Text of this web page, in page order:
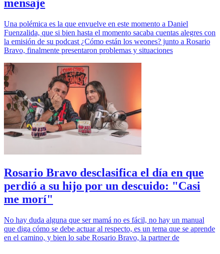
mensaje
Una polémica es la que envuelve en este momento a Daniel
Fuenzalida, que si bien hasta el momento sacaba cuentas alegres con
la emisión de su podcast ¿Cómo están los weones? junto a Rosario
Bravo, finalmente presentaron problemas y situaciones
Rosario Bravo desclasifica el día en que
perdió a su hijo por un descuido: "Casi
me morí"
No hay duda alguna que ser mamá no es fácil, no hay un manual
que diga cómo se debe actuar al respecto, es un tema que se aprende
en el camino, y bien lo sabe Rosario Bravo, la partner de